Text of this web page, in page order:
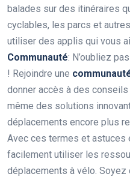
balades sur des itinéraires
cyclables, les parcs et
utiliser des applis qui vous
Communauté: N’oubliez
! Rejoindre une
donner accès à des
même des solutions
déplacements encore plus
Avec ces termes et astuces
facilement utiliser les
déplacements à vélo.